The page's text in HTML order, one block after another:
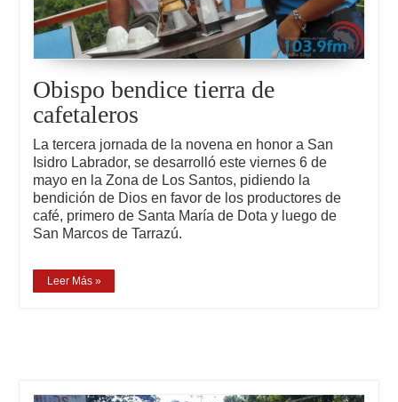
Obispo bendice tierra de
cafetaleros
La tercera jornada de la novena en honor a San
Isidro Labrador, se desarrolló este viernes 6 de
mayo en la Zona de Los Santos, pidiendo la
bendición de Dios en favor de los productores de
café, primero de Santa María de Dota y luego de
San Marcos de Tarrazú.
Leer Más »